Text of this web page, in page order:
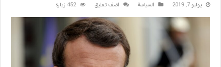
يوليو 7, 2019 السیاسة اضف تعليق 452 زيارة